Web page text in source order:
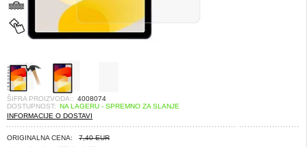
ŠIFRA PROIZVODA:: 4008074
DOSTUPNOST: NA LAGERU - SPREMNO ZA SLANJE
INFORMACIJE O DOSTAVI
ORIGINALNA CENA: 7,40 EUR